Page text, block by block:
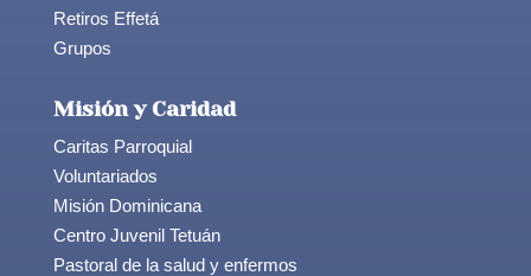
Retiros Effetá
Grupos
Misión y Caridad
Caritas Parroquial
Voluntariados
Misión Dominicana
Centro Juvenil Tetuán
Pastoral de la salud y enfermos